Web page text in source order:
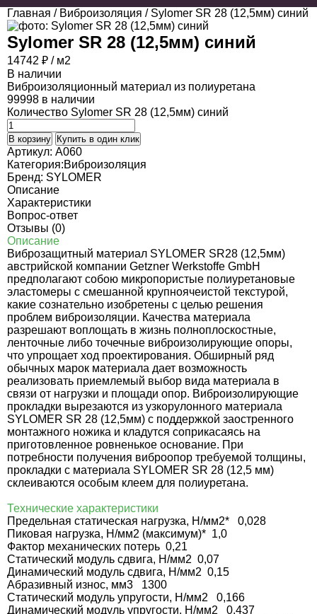
Главная / Виброизоляция / Sylomer SR 28 (12,5мм) синий
Sylomer SR 28 (12,5мм) синий
14742 ₽ / м2
В наличии
Виброизоляционный материал из полиуретана
99998 в наличии
Количество Sylomer SR 28 (12,5мм) синий
В корзину Купить в один клик
Артикул: A060
Категория:Виброизоляция
Бренд: SYLOMER
Описание
Характеристики
Вопрос-ответ
Отзывы (0)
Описание
Виброзащитный материал SYLOMER SR28 (12,5мм)
австрийской компании Getzner Werkstoffe GmbH
предполагают собою микропористые полиуретановые
эластомеры с смешанной крупноячеистой текстурой,
какие сознательно изобретены с целью решения
проблем виброизоляции. Качества материала
разрешают воплощать в жизнь полноплоскостные,
ленточные либо точечные виброизолирующие опоры,
что упрощает ход проектирования. Обширный ряд
обычных марок материала дает возможность
реализовать приемлемый выбор вида материала в
связи от нагрузки и площади опор. Виброизолирующие
прокладки вырезаются из узкорулонного материала
SYLOMER SR 28 (12,5мм) с поддержкой заостренного
монтажного ножика и кладутся соприкасаясь на
приготовленное ровненькое основание. При
потребности получения виброопор требуемой толщины,
прокладки с материала SYLOMER SR 28 (12,5 мм)
склеиваются особым клеем для полиуретана.
Технические характеристики
Предельная статическая нагрузка, Н/мм2* 0,028
Пиковая нагрузка, Н/мм2 (максимум)* 1,0
Фактор механических потерь 0,21
Статический модуль сдвига, Н/мм2 0,07
Динамический модуль сдвига, Н/мм2 0,15
Абразивный износ, мм3 1300
Статический модуль упругости, Н/мм2 0,166
Динамический модуль упругости, Н/мм2 0,437